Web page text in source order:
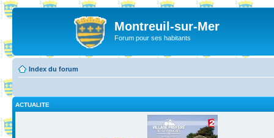
Montreuil-sur-Mer
Forum pour ses habitants
Index du forum
ACTUALITE